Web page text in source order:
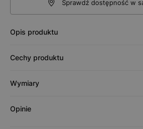
Sprawdź dostępność w
Opis produktu
Cechy produktu
Wymiary
Opinie